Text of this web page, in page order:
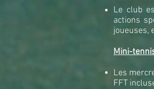
Le club
actions sp
joueuses,
Mini-
Les
FFT